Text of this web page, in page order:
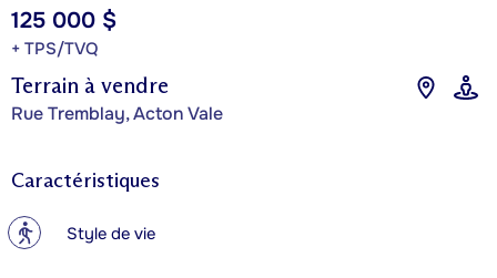
Terrain à vendre
Rue Tremblay, Acton Vale
125 000 $
+ TPS/TVQ
Caractéristiques
? Style de vie